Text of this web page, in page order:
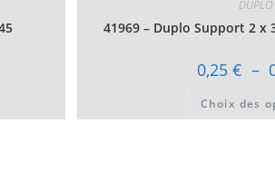
DUPLO
41969 – Duplo Support 2 x
0,25€ –
Choix des